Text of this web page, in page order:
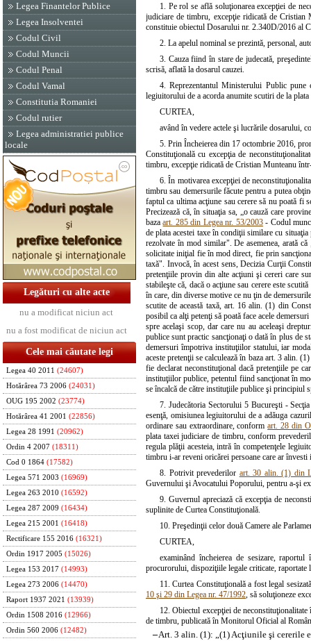
Legea Finantelor Publice
Legea Insolventei
Codul Civil
Codul Muncii
Codul Penal
Codul Vamal
Constitutia Romaniei
Codul rutier
Legea administratiei publice
locale
Legături cu alte acte
nu a modificat niciun act
nu a fost modificat de niciun act
Cele mai căutate legi
Legea 40 2011 (24607)
Hotărârea 73 2006 (24031)
OUG 195 2002 (23774)
Hotărârea 41 2001 (22856)
Legea 28 1991 (20962)
Ordin 4 2007 (18311)
Cod 0 1864 (17582)
Legea 571 2003 (16969)
Legea 263 2010 (16592)
Legea 287 2009 (16434)
Legea 215 2001 (16418)
Rectificare 155 2016 (16321)
Ordin 1917 2005 (15026)
Legea 153 2017 (14993)
Legea 273 2006 (14470)
Raport 1937 2021 (13939)
Ordin 1508 2016 (12966)
Ordin 560 2006 (12482)
1. Pe rol se află soluţionarea excepţiei de
judiciare de timbru, excepţie ridicată de
constituie obiectul Dosarului nr. 2.340D/2016 al
2. La apelul nominal se prezintă, personal,
3. Cauza fiind în stare de judecată,
scrisă, aflată la dosarul cauzei.
4. Reprezentantul Ministerului Public pune
legiuitorului de a acorda anumite scutiri de la
CURTEA,
având în vedere actele şi lucrările dosarului,
5. Prin Încheierea din 17 octombrie 2016,
Constituţională cu excepţia de
timbru, excepţie ridicată de Cristian Munteanu
6. În motivarea excepţiei de
timbru sau demersurile făcute pentru a putea
faptul ca ultima acţiune sau cerere să nu poată
Precizează că, în situaţia sa, „o cauză care
bazaart. 285 din Legea nr. 53/2003- Codul
de plata acestei taxe în condiţii similare cu
rezolvate în mod similar". De asemenea, arată
solicitate iniţial fie în mod direct, fie prin
taxă". Invocă, în acest sens, Decizia Curţii
pretenţiile provin din alte acţiuni şi cereri care
stabileşte că, dacă o acţiune sau cerere este
în care, din diverse motive ce nu ţin de
scutite de această taxă, art. 16 alin. (1) din
posibil ca alţi petenţi să poată face acele
spre acelaşi scop, dar care nu au aceleaşi
publice sunt practic sancţionaţi o dată în plus de
demersuri împotriva instituţiilor statului, iar
aceste pretenţii se calculează în baza art. 3 alin.
fie declarat neconstituţional dacă pretenţiile pe
instituţiilor publice, petentul fiind sancţionat în
se încalcă de către instituţiile publice şi principiul
7. Judecătoria Sectorului 5 Bucureşti -
esenţă, omisiunea legiuitorului de a adăuga
ordinare sau extraordinare, conformart. 28 din
plata taxei judiciare de timbru, conform
regula plăţii acesteia, intră în competenţele
timbru i-ar reveni oricărei persoane care ar
8. Potrivit prevederilor art. 30 alin. (1) din
Guvernului şi Avocatului Poporului, pentru a-şi
9. Guvernul apreciază că excepţia de
suplinite de Curtea Constituţională.
10. Preşedinţii celor două Camere ale
CURTEA,
examinând încheierea de sesizare,
procurorului, dispoziţiile legale criticate, raportate
11. Curtea Constituţională a fost legal
10 şi 29 din Legea nr. 47/1992, să soluţioneze
12. Obiectul excepţiei de
de timbru, publicată în Monitorul Oficial al
–Art. 3 alin. (1): „(1) Acţiunile şi cererile